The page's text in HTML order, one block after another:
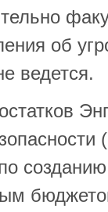
об
ведется.